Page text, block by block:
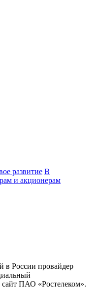
развитие В
и акционерам
России провайдер
ПАО «Ростелеком».